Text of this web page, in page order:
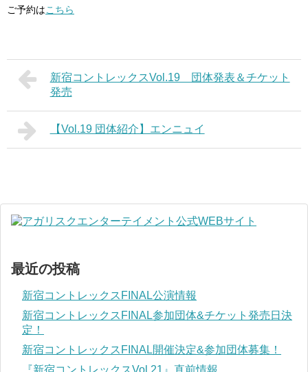
ご予約はこちら
新宿コントレックスVol.19 団体発表＆チケット
発売
【Vol.19 団体紹介】エンニュイ
最近の投稿
新宿コントレックスFINAL公演情報
新宿コントレックスFINAL参加団体&チケット発売日決
定！
新宿コントレックスFINAL開催決定&参加団体募集！
『新宿コントレックスVol.21』直前情報